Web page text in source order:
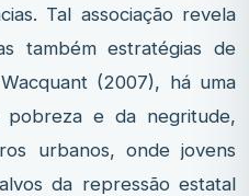
Tal associação revela
também estratégias de
(2007), há uma
pobreza e da negritude,
urbanos, onde jovens
da repressão estatal